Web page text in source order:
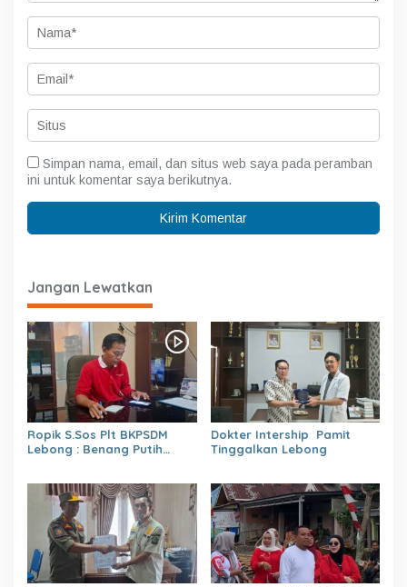
Simpan nama, email, dan situs web saya pada peramban
ini untuk komentar saya berikutnya.
Jangan Lewatkan
Ropik S.Sos Plt BKPSDM
Lebong : Benang Putih
BKPSDM
Dokter Intership Pamit
Tinggalkan Lebong